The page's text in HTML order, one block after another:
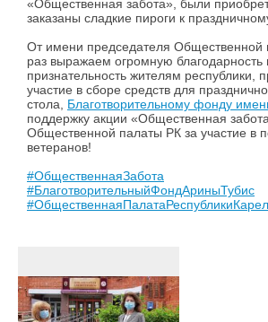
«Общественная забота», были
заказаны сладкие пироги к
От имени председателя
раз выражаем огромную благодарность
признательность жителям республики,
участие в сборе средств для
стола, Благотворительному фонду
поддержку акции «Общественная
Общественной палаты РК за участие в
ветеранов!
#ОбщественнаяЗабота
#БлаготворительныйФондАриныТубис